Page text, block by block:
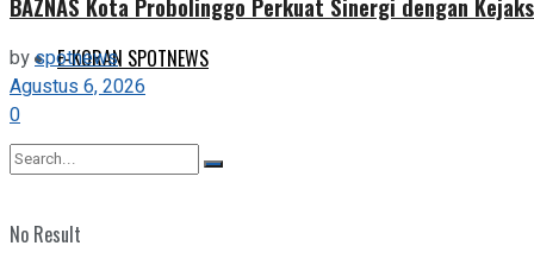
E-KORAN SPOTNEWS
No Result
byspotnews
Agustus 6, 2026
0